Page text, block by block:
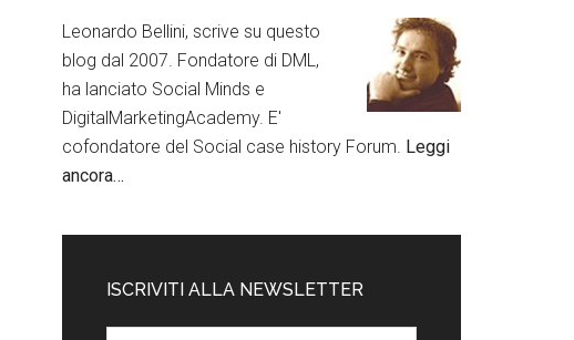
Leonardo Bellini, scrive su questo
blog dal 2007. Fondatore di DML,
ha lanciato Social Minds e
DigitalMarketingAcademy. E'
cofondatore del Social case history Forum. Leggi
ancora…
ISCRIVITI ALLA NEWSLETTER